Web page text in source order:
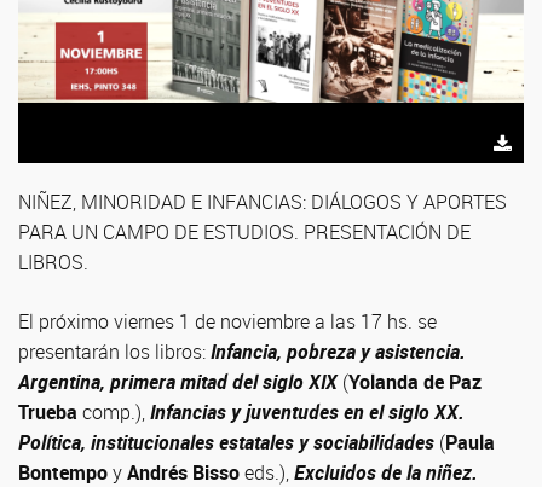
NIÑEZ, MINORIDAD E INFANCIAS: DIÁLOGOS Y APORTES
PARA UN CAMPO DE ESTUDIOS. PRESENTACIÓN DE
LIBROS.
El próximo viernes 1 de noviembre a las 17 hs. se
presentarán los libros:Infancia, pobreza y asistencia.
Argentina, primera mitad del siglo XIX(Yolanda de Paz
Trueba comp.),Infancias y juventudes en el siglo XX.
Política, institucionales estatales y sociabilidades (Paula
BontempoyAndrés Bissoeds.),Excluidos de la niñez.